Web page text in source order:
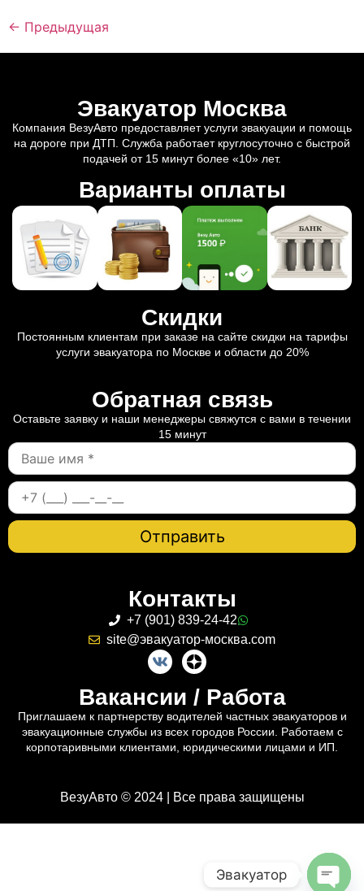
← Предыдущая
Эвакуатор Москва
Компания ВезуАвто предоставляет услуги эвакуации и помощь
на дороге при ДТП. Служба работает круглосуточно с быстрой
подачей от 15 минут более «10» лет.
Варианты оплаты
Скидки
Постоянным клиентам при заказе на сайте скидки на тарифы
услуги эвакуатора по Москве и области до 20%
Обратная связь
Оставьте заявку и наши менеджеры свяжутся с вами в течении
15 минут
Контакты
+7 (901) 839-24-42
site@эвакуатор-москва.com
Вакансии / Работа
Приглашаем к партнерству водителей частных эвакуаторов и
эвакуационные службы из всех городов России. Работаем с
корпотаривными клиентами, юридическими лицами и ИП.
ВезуАвто © 2024 | Все права защищены
Эвакуатор